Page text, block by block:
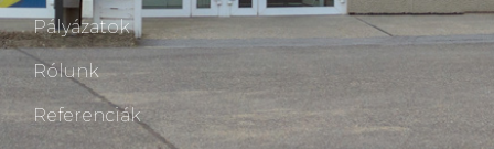
Pályázatok
Rólunk
Referenciák